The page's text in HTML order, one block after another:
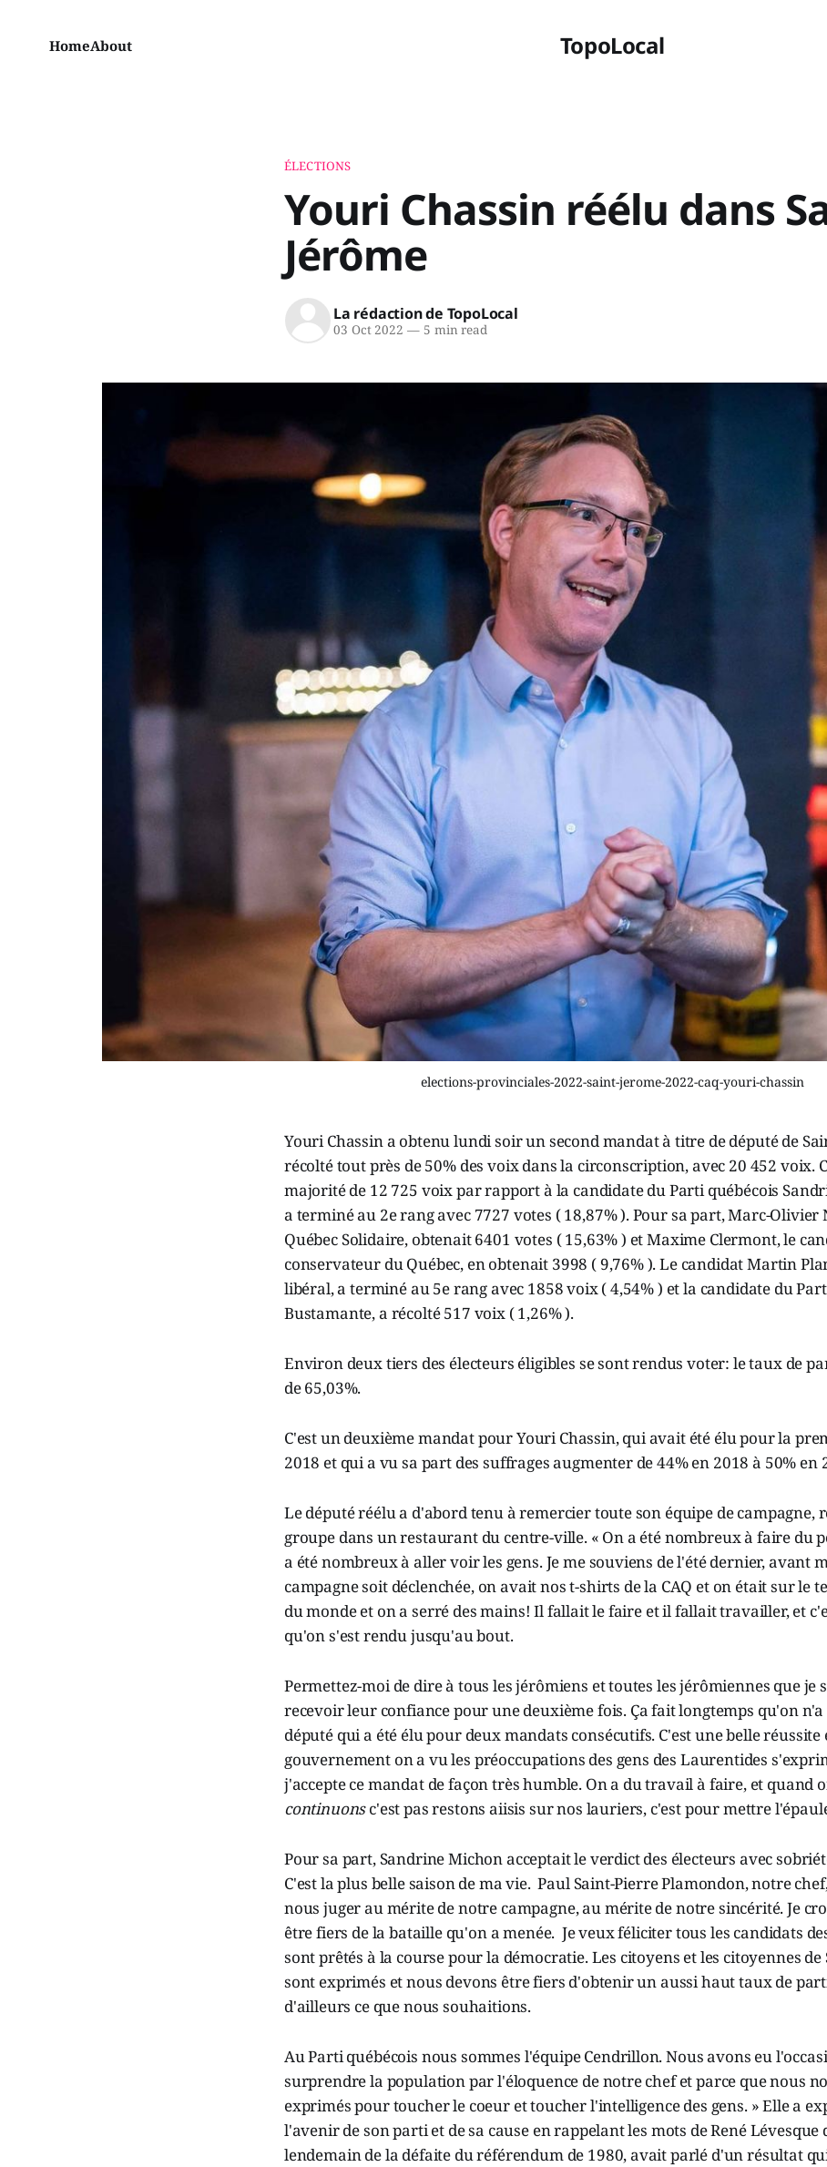
TopoLocal
HomeAbout
ÉLECTIONS
Youri Chassin réélu dans
Jérôme
La rédaction de TopoLocal
03 Oct 2022 —5 min read
elections-provinciales-2022-saint-jerome-2022-caq-youri-chassin
Youri Chassin a obtenu lundi soir un second mandat à titre de député de
récolté tout près de 50% des voix dans la circonscription, avec 20 452 voix.
majorité de 12 725 voix par rapport à la candidate du Parti québécois
a terminé au 2e rang avec 7727 votes ( 18,87% ). Pour sa part, Marc-Olivier
Québec Solidaire, obtenait 6401 votes ( 15,63% ) et Maxime Clermont, le
conservateur du Québec, en obtenait 3998 ( 9,76% ). Le candidat Martin
libéral, a terminé au 5e rang avec 1858 voix ( 4,54% ) et la candidate du
Bustamante, a récolté 517 voix ( 1,26% ).
Environ deux tiers des électeurs éligibles se sont rendus voter: le taux de
de 65,03%.
C'est un deuxième mandat pour Youri Chassin, qui avait été élu pour la
2018 et qui a vu sa part des suffrages augmenter de 44% en 2018 à 50% en
Le député réélu a d'abord tenu à remercier toute son équipe de campagne,
groupe dans un restaurant du centre-ville. « On a été nombreux à faire du
a été nombreux à aller voir les gens. Je me souviens de l'été dernier, avant
campagne soit déclenchée, on avait nos t-shirts de la CAQ et on était sur le
du monde et on a serré des mains! Il fallait le faire et il fallait travailler, et
qu'on s'est rendu jusqu'au bout.
Permettez-moi de dire à tous les jérômiens et toutes les jérômiennes que je
recevoir leur confiance pour une deuxième fois. Ça fait longtemps qu'on n'a
député qui a été élu pour deux mandats consécutifs. C'est une belle
gouvernement on a vu les préoccupations des gens des Laurentides
j'accepte ce mandat de façon très humble. On a du travail à faire, et quand
continuonsc'est pas restons aiisis sur nos lauriers, c'est pour mettre
Pour sa part, Sandrine Michon acceptait le verdict des électeurs avec
C'est la plus belle saison de ma vie. Paul Saint-Pierre Plamondon, notre
nous juger au mérite de notre campagne, au mérite de notre sincérité. Je
être fiers de la bataille qu'on a menée. Je veux féliciter tous les candidats
sont prêtés à la course pour la démocratie. Les citoyens et les citoyennes de
sont exprimés et nous devons être fiers d'obtenir un aussi haut taux de
d'ailleurs ce que nous souhaitions.
Au Parti québécois nous sommes l'équipe Cendrillon. Nous avons eu
surprendre la population par l'éloquence de notre chef et parce que nous
exprimés pour toucher le coeur et toucher l'intelligence des gens. » Elle a
l'avenir de son parti et de sa cause en rappelant les mots de René Lévesque
lendemain de la défaite du référendum de 1980, avait parlé d'un résultat